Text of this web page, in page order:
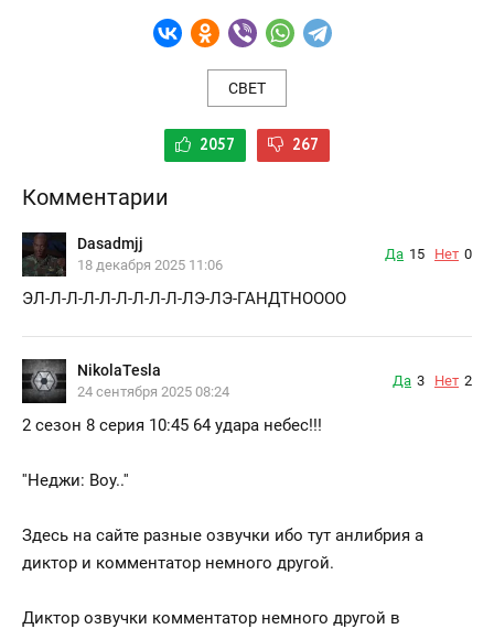
СВЕТ
2057 267
Комментарии
Dasadmjj
18 декабря 2025 11:06
Да 15 Нет 0
ЭЛ-Л-Л-Л-Л-Л-Л-Л-Л-ЛЭ-ЛЭ-ГАНДТНОООО
NikolaTesla
24 сентября 2025 08:24
Да 3 Нет 2
2 сезон 8 серия 10:45 64 удара небес!!!
''Неджи: Воу..''
Здесь на сайте разные озвучки ибо тут анлибрия а
диктор и комментатор немного другой.
Диктор озвучки комментатор немного другой в